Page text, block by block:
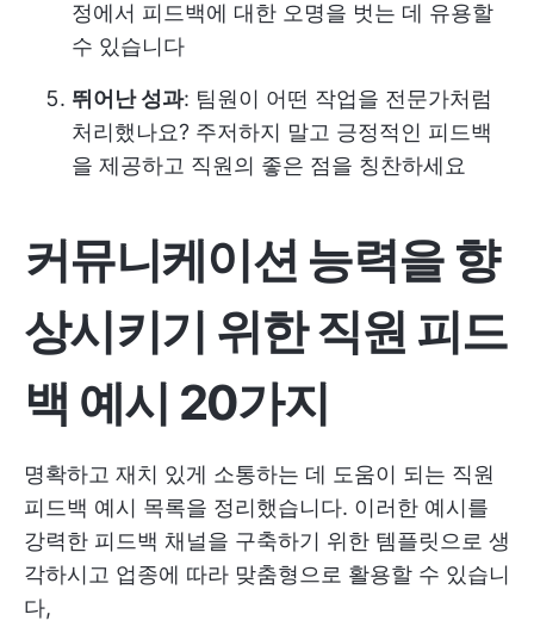
정에서 피드백에 대한 오명을 벗는 데 유용할
수 있습니다
뛰어난 성과: 팀원이 어떤 작업을 전문가처럼
처리했나요? 주저하지 말고 긍정적인 피드백
을 제공하고 직원의 좋은 점을 칭찬하세요
커뮤니케이션 능력을 향
상시키기 위한 직원 피드
백 예시 20가지
명확하고 재치 있게 소통하는 데 도움이 되는 직원
피드백 예시 목록을 정리했습니다. 이러한 예시를
강력한 피드백 채널을 구축하기 위한 템플릿으로 생
각하시고 업종에 따라 맞춤형으로 활용할 수 있습니
다,